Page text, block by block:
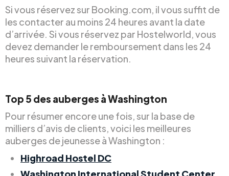
Si vous réservez sur Booking.com, il vous suffit de
les contacter au moins 24 heures avant la date
d’arrivée. Si vous réservez par Hostelworld, vous
devez demander le remboursement dans les 24
heures suivant la réservation.
Top 5 des auberges à Washington
Pour résumer encore une fois, sur la base de
milliers d’avis de clients, voici les meilleures
auberges de jeunesse à Washington :
Highroad Hostel DC